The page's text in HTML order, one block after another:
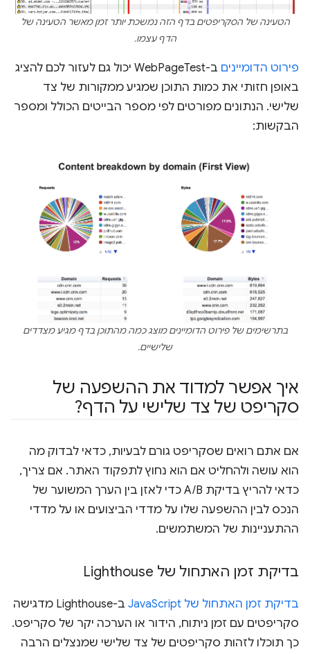
הטעינה של הסקריפטים בדף הזה נמשכת יותר זמן מאשר הטעינה של
הדף עצמו.
פירוט הדומיינים
ב-WebPageTest יכול גם לעזור לכם להציג
באופן חזותי את כמות התוכן שמגיע ממקורות של צד
שלישי. הנתונים מפורטים לפי מספר הבייטים הכולל ומספר
הבקשות:
בתרשימים של פירוט הדומיינים מוצג כמה מהתוכן בדף מגיע מצדדים
שלישיים.
איך אפשר למדוד את ההשפעה של
סקריפט של צד שלישי על הדף?
אם אתם רואים שסקריפט גורם לבעיות, כדאי לבדוק מה
הוא עושה ולהחליט אם הוא נחוץ לתפקוד האתר. אם צריך,
כדאי להריץ בדיקת A/B כדי לאזן בין הערך המשוער של
הנכס לבין ההשפעה שלו על מדדי הביצועים או על מדדי
ההתעניינות של המשתמשים.
בדיקת זמן האתחול של Lighthouse
בדיקת זמן האתחול של JavaScript
ב-Lighthouse מדגישה
סקריפטים עם זמן ניתוח, הידור או הערכה יקר של סקריפט.
כך תוכלו לזהות סקריפטים של צד שלישי שמנצלים הרבה